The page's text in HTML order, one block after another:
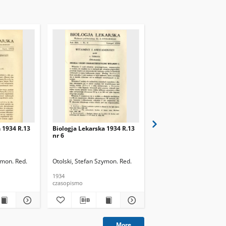
R.13
Red.
Biologja Lekarska 1934 R.13
nr 6
Otolski, Stefan Szymon. Red.
1934
czasopismo